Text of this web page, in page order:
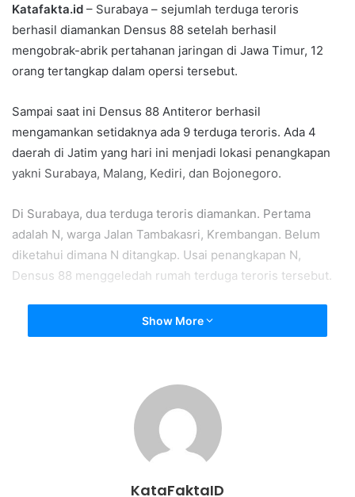
Katafakta.id – Surabaya – sejumlah terduga teroris
berhasil diamankan Densus 88 setelah berhasil
mengobrak-abrik pertahanan jaringan di Jawa Timur, 12
orang tertangkap dalam opersi tersebut.
Sampai saat ini Densus 88 Antiteror berhasil
mengamankan setidaknya ada 9 terduga teroris. Ada 4
daerah di Jatim yang hari ini menjadi lokasi penangkapan
yakni Surabaya, Malang, Kediri, dan Bojonegoro.
Di Surabaya, dua terduga teroris diamankan. Pertama
adalah N, warga Jalan Tambakasri, Krembangan. Belum
diketahui dimana N ditangkap. Usai penangkapan N,
Densus 88 menggeledah rumah terduga teroris tersebut.
Selanjutnya N diamankan ke Polda Jatim, sementara Tim
Densus 88 lanjut menggali informasi mengingat dugaan
Penggeledahan di rumah N ternyata menemukan banyak
senjata tajam berupa senapan laras panjang, parang serta
uang berjumlah jutaan rupiah, berdasarkan informasi, N
merupakan seorang pedagang pakaian.
Show More
KataFaktaID